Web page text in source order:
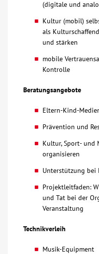
(digitale und
Kultur (mobil)
als
und stärken
mobile
Kontrolle
Beratungsangebote
Eltern-Kind-
Prävention und
Kultur, Sport- und
organisieren
Unterstützung bei
Projektleitfaden:
und Tat bei der
Veranstaltung
Technikverleih
Musik-Equipment